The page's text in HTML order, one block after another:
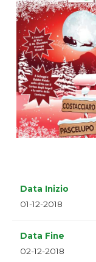
Data Inizio
01-12-2018
Data Fine
02-12-2018